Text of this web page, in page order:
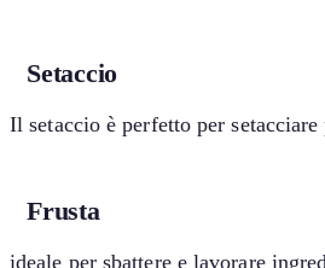
Setaccio
Il setaccio è perfetto per
Frusta
ideale per sbattere e lavorare